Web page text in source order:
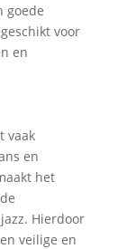
goede
voor
en
vaak
en
het
Hierdoor
veilige en